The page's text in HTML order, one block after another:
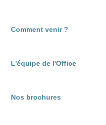
Comment venir ?
L'équipe de l'Office
Nos brochures